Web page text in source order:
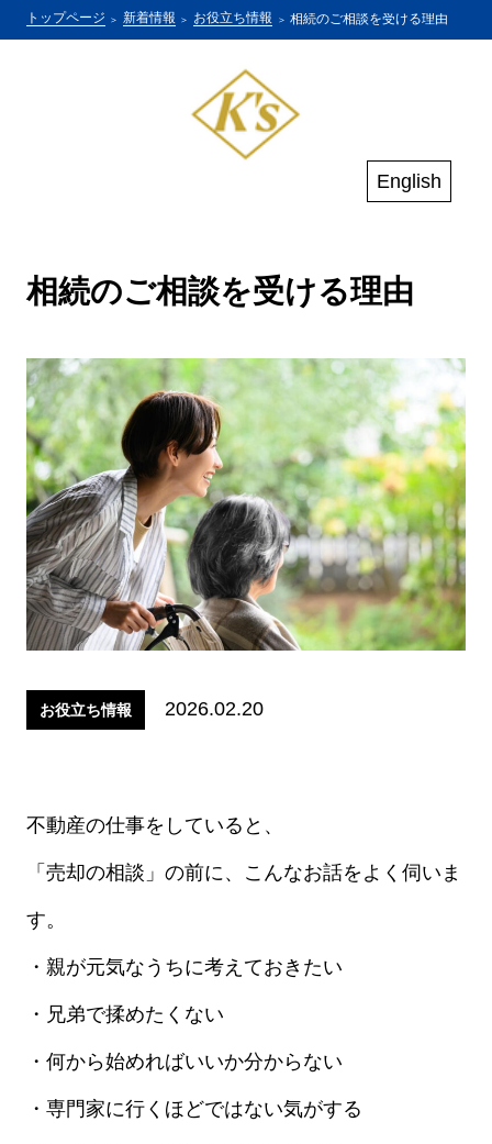
English
トップページ 新着情報 お役立ち情報 相続のご相談を受ける理由
相続のご相談を受ける理由
お役立ち情報 2026.02.20
不動産の仕事をしていると、
「売却の相談」の前に、こんなお話をよく伺いま
す。
・親が元気なうちに考えておきたい
・兄弟で揉めたくない
・何から始めればいいか分からない
・専門家に行くほどではない気がする